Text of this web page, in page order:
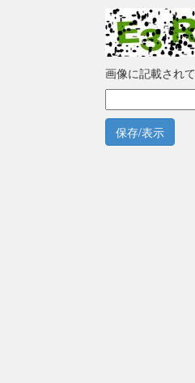
画像に記載され
保存/表示